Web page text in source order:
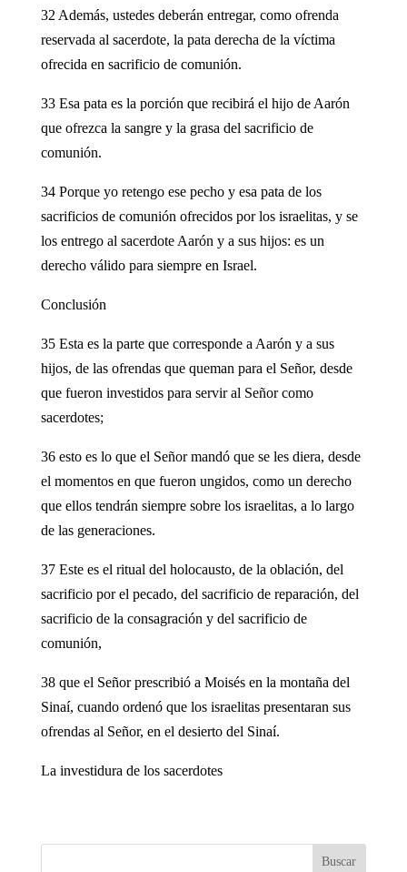
32 Además, ustedes deberán entregar, como ofrenda
reservada al sacerdote, la pata derecha de la víctima
ofrecida en sacrificio de comunión.
33 Esa pata es la porción que recibirá el hijo de Aarón
que ofrezca la sangre y la grasa del sacrificio de
comunión.
34 Porque yo retengo ese pecho y esa pata de los
sacrificios de comunión ofrecidos por los israelitas, y se
los entrego al sacerdote Aarón y a sus hijos: es un
derecho válido para siempre en Israel.
Conclusión
35 Esta es la parte que corresponde a Aarón y a sus
hijos, de las ofrendas que queman para el Señor, desde
que fueron investidos para servir al Señor como
sacerdotes;
36 esto es lo que el Señor mandó que se les diera, desde
el momentos en que fueron ungidos, como un derecho
que ellos tendrán siempre sobre los israelitas, a lo largo
de las generaciones.
37 Este es el ritual del holocausto, de la oblación, del
sacrificio por el pecado, del sacrificio de reparación, del
sacrificio de la consagración y del sacrificio de
comunión,
38 que el Señor prescribió a Moisés en la montaña del
Sinaí, cuando ordenó que los israelitas presentaran sus
ofrendas al Señor, en el desierto del Sinaí.
La investidura de los sacerdotes
Buscar